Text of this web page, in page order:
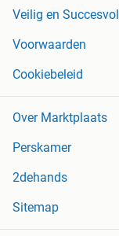
Veilig en Succesvol
Voorwaarden
Cookiebeleid
Over Marktplaats
Perskamer
2dehands
Sitemap